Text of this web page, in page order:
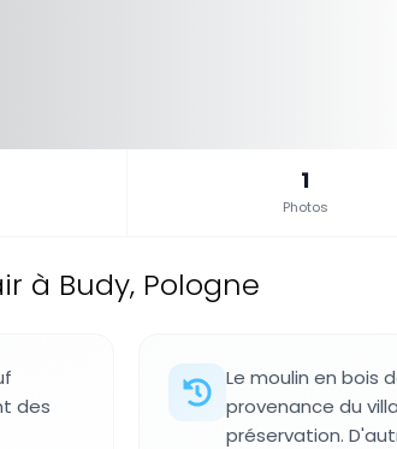
1
Photos
à Budy, Pologne
des
Le moulin en bois
provenance du
préservation.